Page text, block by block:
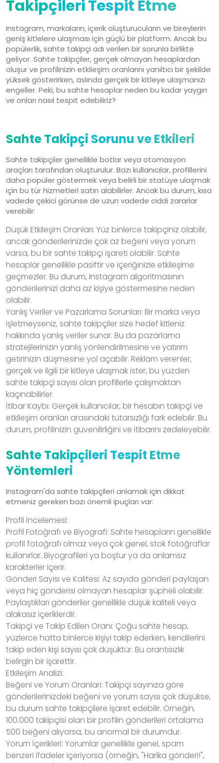
Takipçileri Tespit Etme
Instagram, markaların, içerik oluşturucuların ve bireylerin
geniş kitlelere ulaşması için güçlü bir platform. Ancak bu
popülerlik, sahte takipçi adı verilen bir sorunla birlikte
geliyor. Sahte takipçiler, gerçek olmayan hesaplardan
oluşur ve profilinizin etkileşim oranlarını yanıltıcı bir şekilde
yüksek gösterirken, aslında gerçek bir kitleye ulaşmanızı
engeller. Peki, bu sahte hesaplar neden bu kadar yaygın
ve onları nasıl tespit edebiliriz?
Sahte Takipçi Sorunu ve Etkileri
Sahte takipçiler genellikle botlar veya otomasyon
araçları tarafından oluşturulur. Bazı kullanıcılar, profillerini
daha popüler göstermek veya belirli bir statüye ulaşmak
için bu tür hizmetleri satın alabilirler. Ancak bu durum, kısa
vadede çekici görünse de uzun vadede ciddi zararlar
verebilir:
Düşük Etkileşim Oranları: Yüz binlerce takipçiniz olabilir,
ancak gönderilerinizde çok az beğeni veya yorum
varsa, bu bir sahte takipçi işareti olabilir. Sahte
hesaplar genellikle pasiftir ve içeriğinizle etkileşime
geçmezler. Bu durum, Instagram algoritmasının
gönderilerinizi daha az kişiye göstermesine neden
olabilir.
Yanlış Veriler ve Pazarlama Sorunları: Bir marka veya
işletmeyseniz, sahte takipçiler size hedef kitleniz
hakkında yanlış veriler sunar. Bu da pazarlama
stratejilerinizin yanlış yönlendirilmesine ve yatırım
getirinizin düşmesine yol açabilir. Reklam verenler,
gerçek ve ilgili bir kitleye ulaşmak ister, bu yüzden
sahte takipçi sayısı olan profillerle çalışmaktan
kaçınabilirler.
İtibar Kaybı: Gerçek kullanıcılar, bir hesabın takipçi ve
etkileşim oranları arasındaki tutarsızlığı fark edebilir. Bu
durum, profilinizin güvenilirliğini ve itibarını zedeleyebilir.
Sahte Takipçileri Tespit Etme
Yöntemleri
Instagram'da sahte takipçileri anlamak için dikkat
etmeniz gereken bazı önemli ipuçları var:
Profil İncelemesi:
Profil Fotoğrafı ve Biyografi: Sahte hesapların genellikle
profil fotoğrafı olmaz veya çok genel, stok fotoğraflar
kullanırlar. Biyografileri ya boştur ya da anlamsız
karakterler içerir.
Gönderi Sayısı ve Kalitesi: Az sayıda gönderi paylaşan
veya hiç gönderisi olmayan hesaplar şüpheli olabilir.
Paylaştıkları gönderiler genellikle düşük kaliteli veya
alakasız içeriklerdir.
Takipçi ve Takip Edilen Oranı: Çoğu sahte hesap,
yüzlerce hatta binlerce kişiyi takip ederken, kendilerini
takip eden kişi sayısı çok düşüktür. Bu orantısızlık
belirgin bir işarettir.
Etkileşim Analizi:
Beğeni ve Yorum Oranları: Takipçi sayınıza göre
gönderilerinizdeki beğeni ve yorum sayısı çok düşükse,
bu durum sahte takipçilere işaret edebilir. Örneğin,
100.000 takipçisi olan bir profilin gönderileri ortalama
500 beğeni alıyorsa, bu anormal bir durumdur.
Yorum İçerikleri: Yorumlar genellikle genel, spam
benzeri ifadeler içeriyorsa (örneğin, "Harika gönderi!",